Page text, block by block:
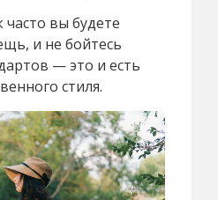
вы будете
и не бойтесь
— это и есть
стиля.